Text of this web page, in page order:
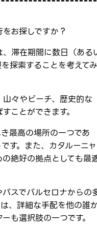
お探しですか？
滞在期間に数日（ある
探索することを考えてみ
々やビーチ、歴史的な
ことができます。
最高の場所の一つであ
す。また、カタルーニャ
絶好の拠点としても最
スでバルセロナからの
、詳細な手配を他の誰
も選択肢の一つです。